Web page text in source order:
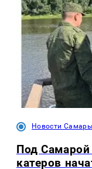
Новости Самары
Под Самарой
катеров